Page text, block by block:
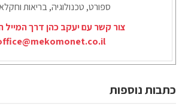
ספורט, טכנולוגיה, בריאות
צור קשר עם יעקב כהן דרך המייל
כתבות נוספות